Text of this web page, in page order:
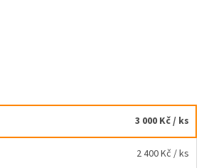
3 000 Kč/ ks
2 400 Kč / ks